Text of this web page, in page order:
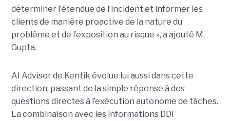
déterminer l’étendue de l’incident et informer les
clients de manière proactive de la nature du
problème et de l’exposition au risque », a ajouté M.
Gupta.
AI Advisor de Kentik évolue lui aussi dans cette
direction, passant de la simple réponse à des
questions directes à l’exécution autonome de tâches.
La combinaison avec les informations DDI